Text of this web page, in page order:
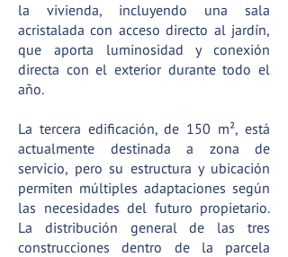
la vivienda, incluyendo una sala
acristalada con acceso directo al jardín,
que aporta luminosidad y conexión
directa con el exterior durante todo el
año.
La tercera edificación, de 150 m², está
actualmente destinada a zona de
servicio, pero su estructura y ubicación
permiten múltiples adaptaciones según
las necesidades del futuro propietario.
La distribución general de las tres
construcciones dentro de la parcela